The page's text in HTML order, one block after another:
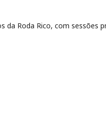
da Roda Rico, com sessões